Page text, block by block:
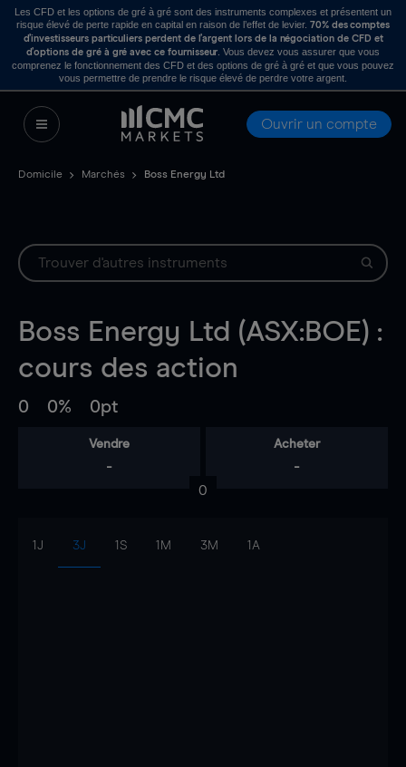
Les CFD et les options de gré à gré sont des instruments complexes et présentent un
risque élevé de perte rapide en capital en raison de l’effet de levier. 70% des comptes
d’investisseurs particuliers perdent de l’argent lors de la négociation de CFD et
d’options de gré à gré avec ce fournisseur . Vous devez vous assurer que vous
comprenez le fonctionnement des CFD et des options de gré à gré et que vous pouvez
vous permettre de prendre le risque élevé de perdre votre argent.
Ouvrir un compte
Domicile Marchés Boss Energy Ltd
Boss Energy Ltd (ASX:BOE) :
cours des action
0 0% 0pt
Vendre
-
Acheter
-
0
1J 3J 1S 1M 3M 1A